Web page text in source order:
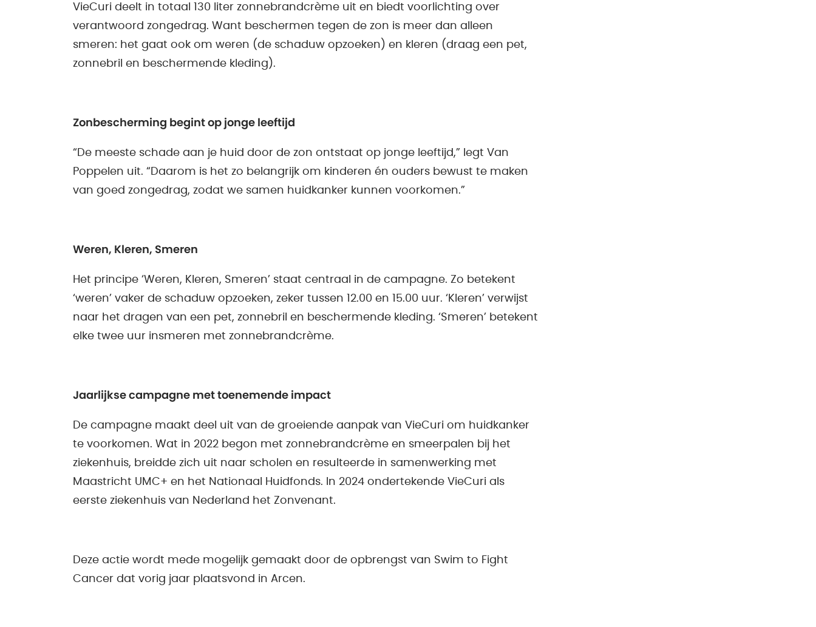
VieCuri deelt in totaal 130 liter zonnebrandcrème uit en biedt voorlichting over
verantwoord zongedrag. Want beschermen tegen de zon is meer dan alleen
smeren: het gaat ook om weren (de schaduw opzoeken) en kleren (draag een pet,
zonnebril en beschermende kleding).
Zonbescherming begint op jonge leeftijd
“De meeste schade aan je huid door de zon ontstaat op jonge leeftijd,” legt Van
Poppelen uit. “Daarom is het zo belangrijk om kinderen én ouders bewust te maken
van goed zongedrag, zodat we samen huidkanker kunnen voorkomen.”
Weren, Kleren, Smeren
Het principe ‘Weren, Kleren, Smeren’ staat centraal in de campagne. Zo betekent
‘weren’ vaker de schaduw opzoeken, zeker tussen 12.00 en 15.00 uur. ‘Kleren’ verwijst
naar het dragen van een pet, zonnebril en beschermende kleding. ‘Smeren’ betekent
elke twee uur insmeren met zonnebrandcrème.
Jaarlijkse campagne met toenemende impact
De campagne maakt deel uit van de groeiende aanpak van VieCuri om huidkanker
te voorkomen. Wat in 2022 begon met zonnebrandcrème en smeerpalen bij het
ziekenhuis, breidde zich uit naar scholen en resulteerde in samenwerking met
Maastricht UMC+ en het Nationaal Huidfonds. In 2024 ondertekende VieCuri als
eerste ziekenhuis van Nederland het Zonvenant.
Deze actie wordt mede mogelijk gemaakt door de opbrengst van Swim to Fight
Cancer dat vorig jaar plaatsvond in Arcen.